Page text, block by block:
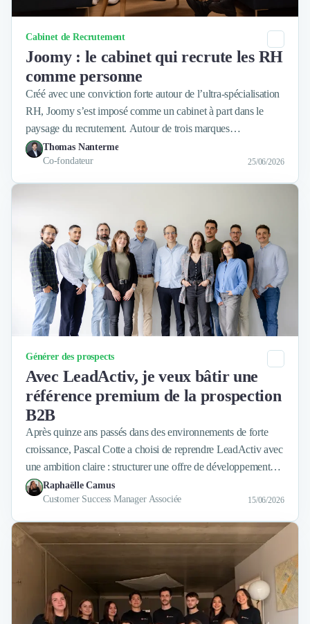
Catégorie
Cabinet de Recrutement
Joomy : le cabinet qui recrute les RH
comme personne
Créé avec une conviction forte autour de l’ultra-spécialisation
RH, Joomy s’est imposé comme un cabinet à part dans le
paysage du recrutement. Autour de trois marques
complémentaires, le groupe défend une approche exigeante,
très structurée, où la réactivité, la posture de conseil et la
qualité d’exécution comptent autant que le réseau. Avec, en
de recrutement.
Thomas Nanterme
Co-fondateur
25/06/2026
Catégorie
Générer des prospects
Avec LeadActiv, je veux bâtir une
référence premium de la prospection
B2B
Après quinze ans passés dans des environnements de forte
croissance, Pascal Cotte a choisi de reprendre LeadActiv avec
une ambition claire : structurer une offre de développement
commercial plus exigeante, plus lisible et plus humaine. Dans
cet entretien, il revient sur son parcours, sa vision de la
prospection B2B et la manière dont il entend faire évoluer
l’agence.
Raphaëlle Camus
Customer Success Manager Associée
15/06/2026